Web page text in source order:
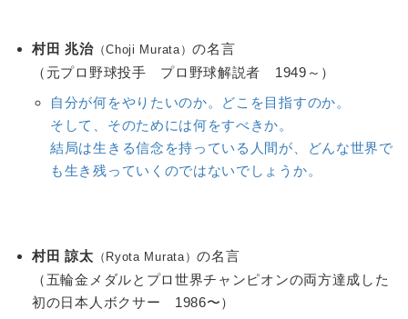
村田 兆治（Choji Murata）の名言
（元プロ野球投手 プロ野球解説者 1949～）
自分が何をやりたいのか。どこを目指すのか。
そして、そのためには何をすべきか。
結局は生きる信念を持っている人間が、どんな世界で
も生き残っていくのではないでしょうか。
村田 諒太 （Ryota Murata）の名言
（五輪金メダルとプロ世界チャンピオンの両方達成した
初の日本人ボクサー 1986〜）